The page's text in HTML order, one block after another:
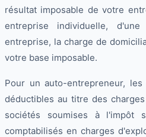
résultat imposable de votre
entreprise individuelle,
entreprise, la charge de
votre base imposable.
Pour un auto-entrepreneur,
déductibles au titre des
sociétés soumises à l'impôt
comptabilisés en charges